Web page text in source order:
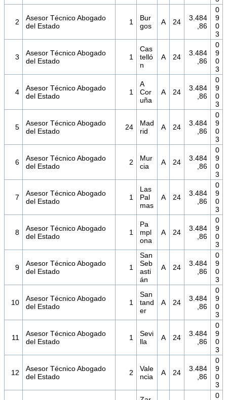
2
Asesor Técnico Abogado
del Estado
1
Bur
gos
A 24
3.484
,86
0
9
0
3
3
Asesor Técnico Abogado
del Estado
1
Cas
telló
n
A 24
3.484
,86
0
9
0
3
4
Asesor Técnico Abogado
del Estado
1
A
Cor
uña
A 24
3.484
,86
0
9
0
3
5
Asesor Técnico Abogado
del Estado
24
Mad
rid
A 24
3.484
,86
0
9
0
3
6
Asesor Técnico Abogado
del Estado
2
Mur
cia
A 24
3.484
,86
0
9
0
3
7
Asesor Técnico Abogado
del Estado
1
Las
Pal
mas
A 24
3.484
,86
0
9
0
3
8
Asesor Técnico Abogado
del Estado
1
Pa
mpl
ona
A 24
3.484
,86
0
9
0
3
9
Asesor Técnico Abogado
del Estado
1
San
Seb
asti
án
A 24
3.484
,86
0
9
0
3
10
Asesor Técnico Abogado
del Estado
1
San
tand
er
A 24
3.484
,86
0
9
0
3
11
Asesor Técnico Abogado
del Estado
1
Sevi
lla
A 24
3.484
,86
0
9
0
3
12
Asesor Técnico Abogado
del Estado
2
Vale
ncia
A 24
3.484
,86
0
9
0
3
0